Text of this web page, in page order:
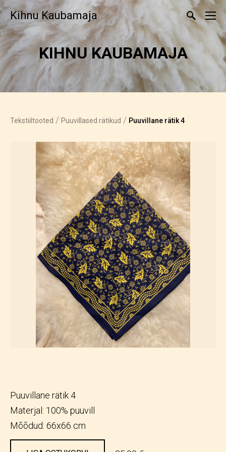
Kihnu Kaubamaja
KIHNU KAUBAMAJA
Tekstiiltooted / Puuvillased rätikud / Puuvillane rätik 4
Puuvillane rätik 4
Materjal: 100% puuvill
Mõõdud: 66x66 cm